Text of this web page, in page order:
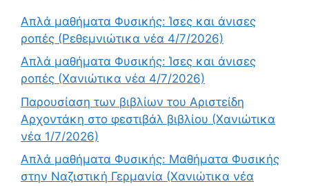
Απλά μαθήματα Φυσικής: Ίσες και άνισες
ροπές (Ρεθεμνιώτικα νέα 4/7/2026)
Απλά μαθήματα Φυσικής: Ίσες και άνισες
ροπές (Χανιώτικα νέα 4/7/2026)
Παρουσίαση των βιβλίων του Αριστείδη
Αρχοντάκη στο φεστιβάλ βιβλίου (Χανιώτικα
νέα 1/7/2026)
Απλά μαθήματα Φυσικής: Μαθήματα Φυσικής
στην Ναζιστική Γερμανία (Χανιώτικα νέα